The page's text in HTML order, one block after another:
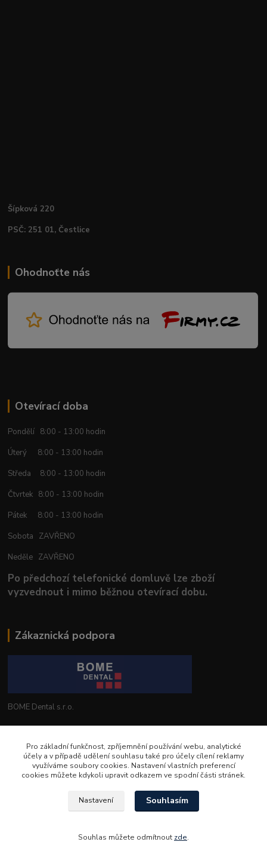
Šípková 220
PSČ: 251 01, Čestlice
Ohodnoťte nás
Otevírací doba
Pondělí 8:00 - 13:00 hodin
Úterý 8:00 - 13:00 hodin
Středa 8:00 - 13:00 hodin
Čtvrtek 8:00 - 13:00 hodin
Pátek 8:00 - 13:00 hodin
Sobota ZAVŘENO
Neděle ZAVŘENO
Po předchozí telefonické domluvě lze zboží
vyzvednout i mimo běžnou otevírací dobu.
Zákaznická podpora
BOME Dental s.r.o.
info@bomedental.eu
Pro základní funkčnost, zpříjemnění používání webu, analytické
účely a v případě udělení souhlasu také pro účely cílení reklamy
využíváme soubory cookies. Nastavení vlastních preferencí
cookies můžete kdykoli upravit odkazem ve spodní části stránek.
Nastavení Souhlasím
Souhlas můžete odmítnout zde.